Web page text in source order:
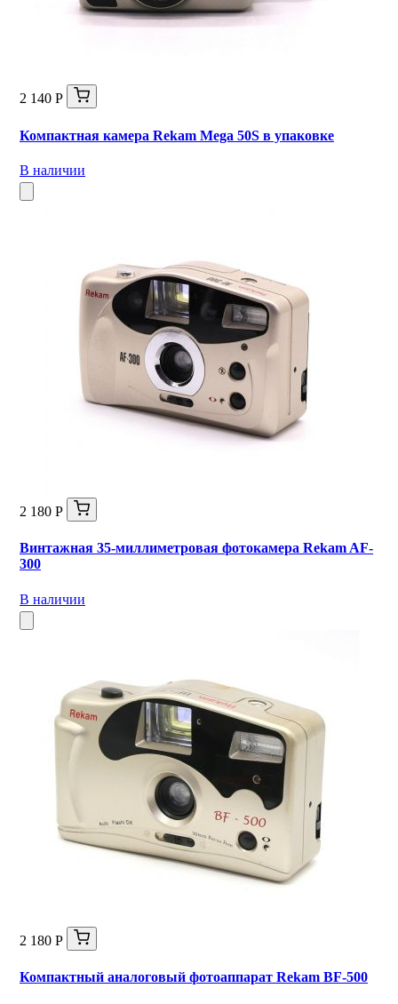
2 140 Р
Компактная камера Rekam Mega 50S в упаковке
В наличии
2 180 Р
Винтажная 35-миллиметровая фотокамера Rekam AF-
300
В наличии
2 180 Р
Компактный аналоговый фотоаппарат Rekam BF-500